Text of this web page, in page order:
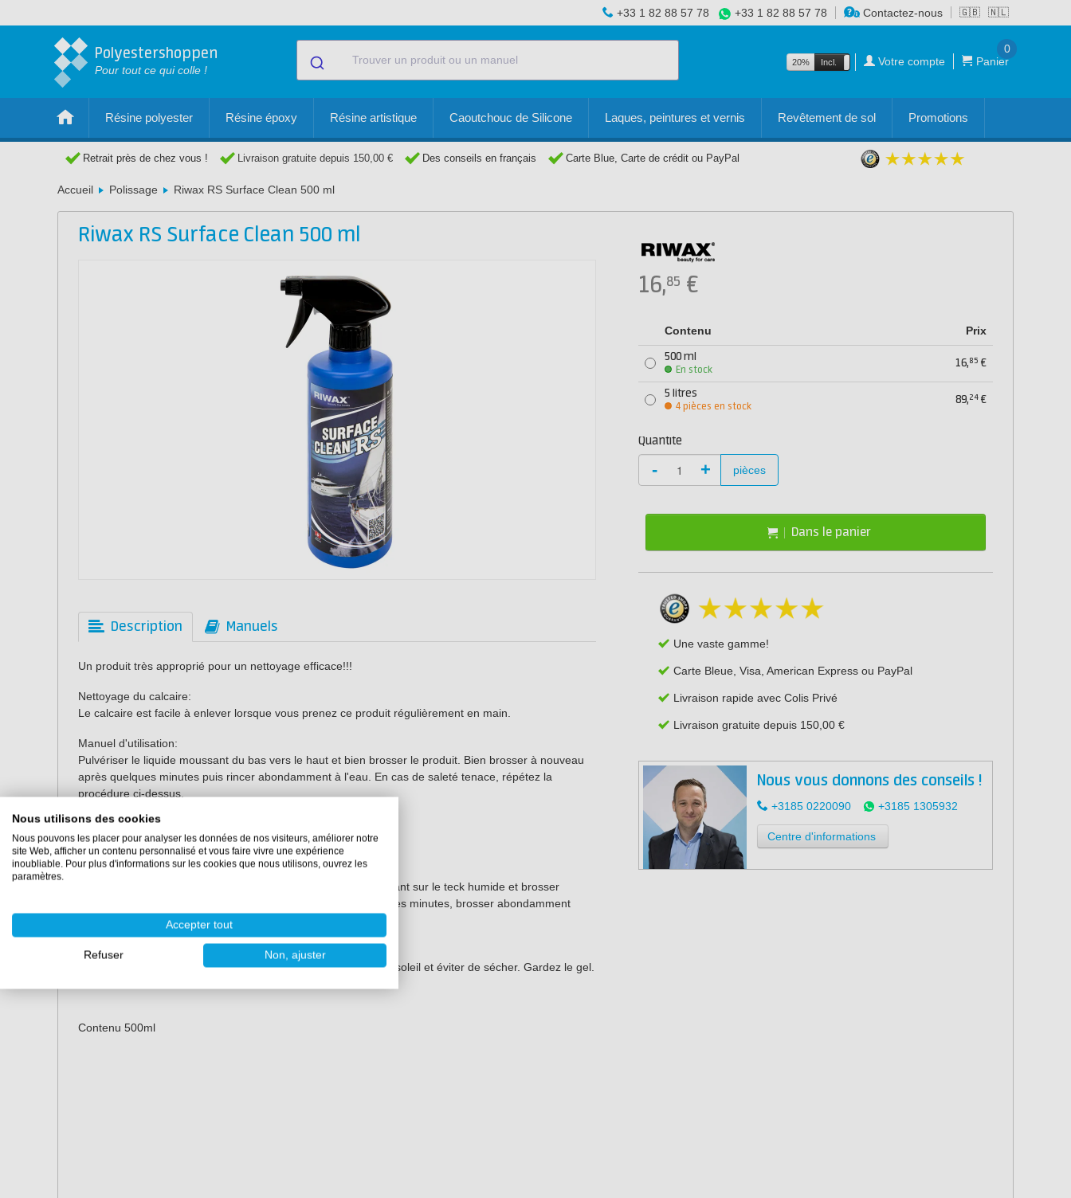
🇬🇧 🇳🇱
+33 1 82 88 57 78 +33 1 82 88 57 78 Contactez-nous
Polyestershoppen
Pour tout ce qui colle !
20% Incl. Excl. Votre compte Panier
0
Résine polyester Résine époxy Résine artistique Caoutchouc de Silicone Laques, peintures et vernis Revêtement de sol Promotions
Retrait près de chez vous ! Livraison gratuite depuis 150,00 € Des conseils en français Carte Blue, Carte de crédit ou PayPal
Accueil Polissage Riwax RS Surface Clean 500 ml
Riwax RS Surface Clean 500 ml
Description Manuels
Un produit très approprié pour un nettoyage efficace!!!
Nettoyage du calcaire:
Le calcaire est facile à enlever lorsque vous prenez ce produit régulièrement en main.
Manuel d'utilisation:
Pulvériser le liquide moussant du bas vers le haut et bien brosser le produit. Bien brosser à nouveau
après quelques minutes puis rincer abondamment à l'eau. En cas de saleté tenace, répétez la
procédure ci-dessus.
Nettoyage de teck
Ce nettoyant nettoie votre teck et ramène la couleur originale.
Manuel d'utilisation:
Humidifiez d'abord la surface à traiter. Pulvériser l'agent nettoyant sur le teck humide et brosser
régulièrement la surface avec une brosse douce. Après quelques minutes, brosser abondamment
avec de l'eau et bien rincer.
Désignation
Bien agiter le produit avant utilisation, ne pas le traiter en plein soleil et éviter de sécher. Gardez le gel.
Contenu 500ml
16,85 €
Contenu Prix
500 ml
En stock
16,85 €
5 litres
4 pièces en stock
89,24 €
Quantité
- + pièces
Dans le panier
Une vaste gamme!
Carte Bleue, Visa, American Express ou PayPal
Livraison rapide avec Colis Privé
Livraison gratuite depuis 150,00 €
Nous vous donnons des conseils !
+3185 0220090 +3185 1305932
Centre d'informations
Nous utilisons des cookies
Nous pouvons les placer pour analyser les données de nos visiteurs, améliorer notre
site Web, afficher un contenu personnalisé et vous faire vivre une expérience
inoubliable. Pour plus d'informations sur les cookies que nous utilisons, ouvrez les
paramètres.
Accepter tout
Refuser Non, ajuster